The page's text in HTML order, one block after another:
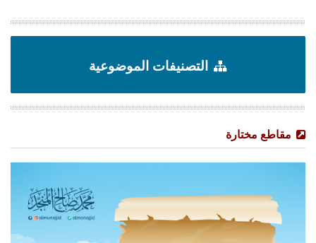
التصنيفات الموضوعية
مقاطع مختارة